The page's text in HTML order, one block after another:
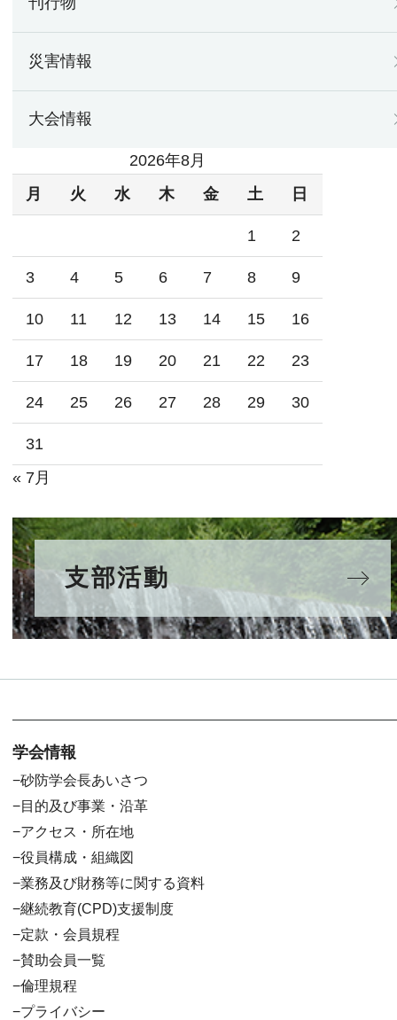
災害情報
大会情報
2026年8月
月
火 水 木 金 土 日
1 2
3 4 5 6 7 8 9
10 11 12 13 14 15 16
17 18 19 20 21 22 23
24 25 26 27 28 29 30
31
« 7月
支部活動
学会情報
砂防学会長あいさつ
目的及び事業・沿革
アクセス・所在地
役員構成・組織図
業務及び財務等に関する資料
継続教育(CPD)支援制度
定款・会員規程
賛助会員一覧
倫理規程
プライバシー